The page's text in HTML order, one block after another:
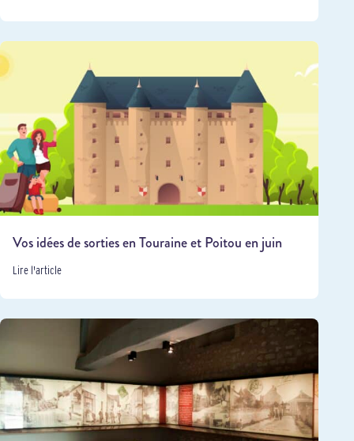
Vos idées de sorties en Touraine et Poitou en juin
Lire l'article